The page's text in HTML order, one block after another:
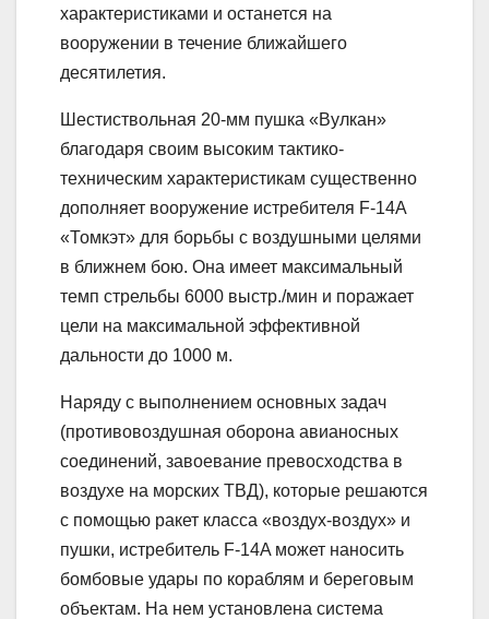
характеристиками и останется на
вооружении в течение ближайшего
десятилетия.
Шестиствольная 20-мм пушка «Вулкан»
благодаря своим высоким тактико-
техническим характеристикам существенно
дополняет вооружение истребителя F-14A
«Томкэт» для борьбы с воздушными целями
в ближнем бою. Она имеет максимальный
темп стрельбы 6000 выстр./мин и поражает
цели на максимальной эффективной
дальности до 1000 м.
Наряду с выполнением основных задач
(противовоздушная оборона авианосных
соединений, завоевание превосходства в
воздухе на морских ТВД), которые решаются
с помощью ракет класса «воздух-воздух» и
пушки, истребитель F-14A может наносить
бомбовые удары по кораблям и береговым
объектам. На нем установлена система